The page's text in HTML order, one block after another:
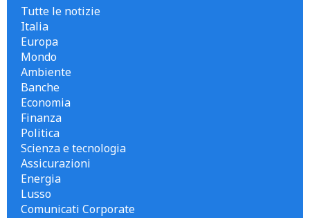
Tutte le notizie
Italia
Europa
Mondo
Ambiente
Banche
Economia
Finanza
Politica
Scienza e tecnologia
Assicurazioni
Energia
Lusso
Comunicati Corporate